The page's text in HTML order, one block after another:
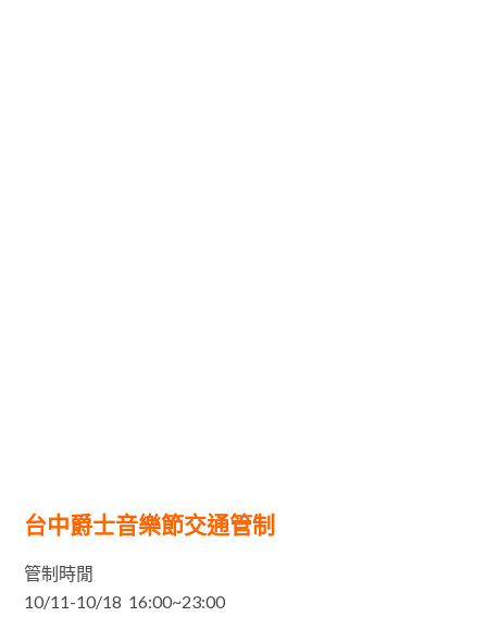
台中爵士音樂節交通管制
管制時閒
10/11-10/18 16:00~23:00